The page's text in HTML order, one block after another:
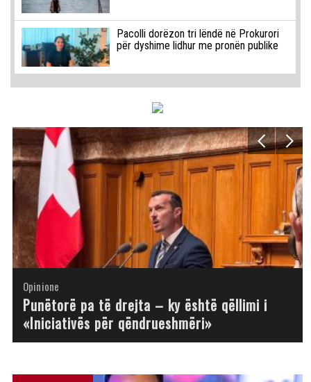
Pacolli dorëzon tri lëndë në Prokurori
për dyshime lidhur me pronën publike
Opinione
Opinione
Punëtorë pa të drejta – ky është qëllimi i
«Iniciativës për qëndrueshmëri»
Opinione
Opinione
Opinione
Opinione
Opinione
Opinione